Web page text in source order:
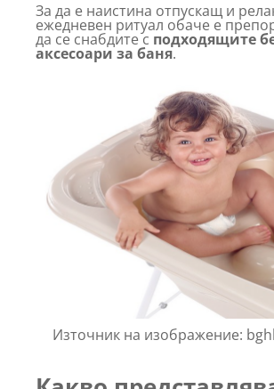
За да е наистина отпускащ и
ежедневен ритуал обаче е
да се снабдите с подходящите
аксесоари за баня.
Източник на изображение: